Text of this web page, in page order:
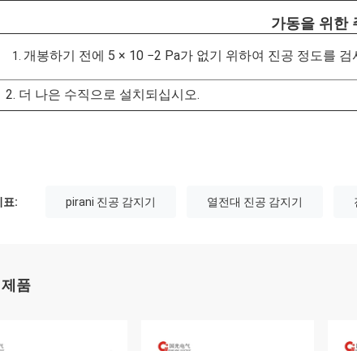
가동을 위한
1. 개봉하기 전에 5 × 10 −2 Pa가 없기 위하여 진공 정도를 검
2. 더 나은 수직으로 설치되십시오.
표: pirani 진공 감지기 열전대 진공 감지기
품